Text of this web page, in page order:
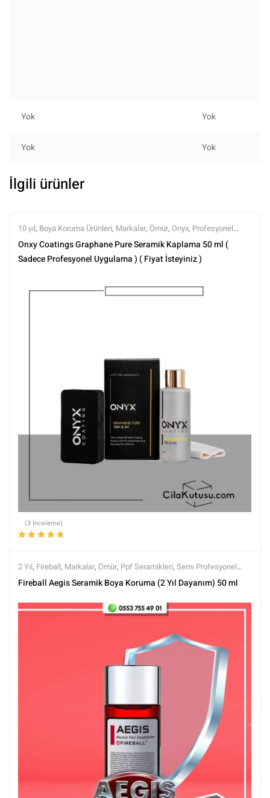
Yok Yok
Yok Yok
İlgili ürünler
10 yıl, Boya Koruma Ürünleri, Markalar, Ömür, Onyx, Profesyonel
Seramikler,Seramik Boya Koruma,Tüm Ürünler
Onxy Coatings Graphane Pure Seramik Kaplama 50 ml (
Sadece Profesyonel Uygulama ) ( Fiyat İsteyiniz )
(3 İnceleme)
2 Yıl, Fireball, Markalar, Ömür, Ppf Seramikleri, Semi Profesyonel
Seramikler,Seramik Boya Koruma,Tüm Ürünler
Fireball Aegis Seramik Boya Koruma (2 Yıl Dayanım) 50 ml